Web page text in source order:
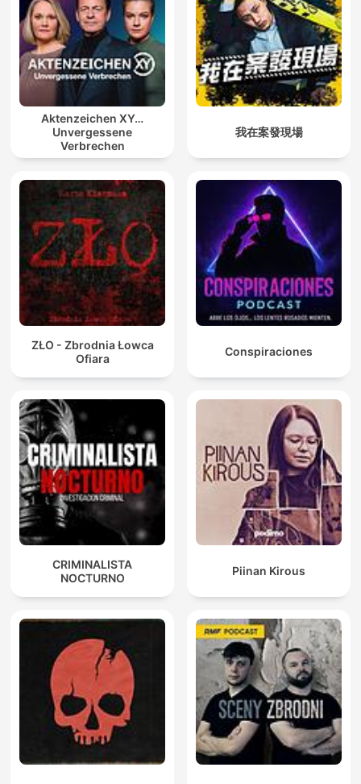
Aktenzeichen XY…
Unvergessene
Verbrechen
我在案發現場
ZŁO - Zbrodnia Łowca
Ofiara
Conspiraciones
CRIMINALISTA
NOCTURNO
Piinan Kirous